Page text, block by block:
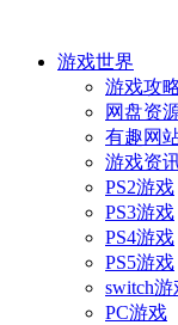
游戏世界
游戏攻
网盘资
有趣网
游戏资
PS2游戏
PS3游戏
PS4游戏
PS5游戏
switch游
PC游戏